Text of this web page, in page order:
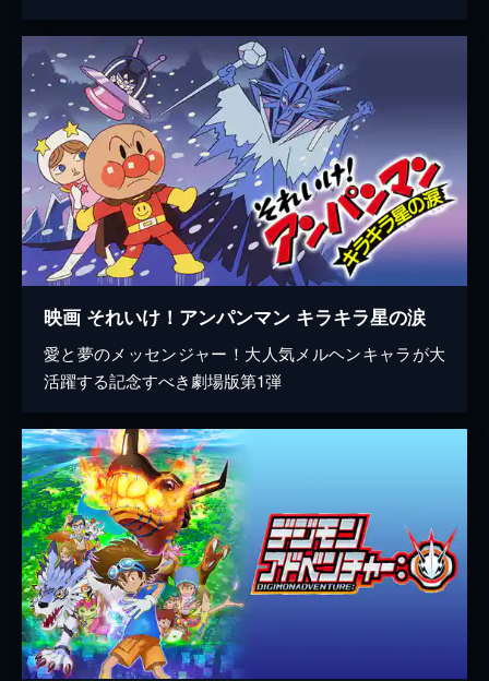
映画 それいけ！アンパンマン キラキラ星の涙
愛と夢のメッセンジャー！大人気メルヘンキャラが大
活躍する記念すべき劇場版第1弾